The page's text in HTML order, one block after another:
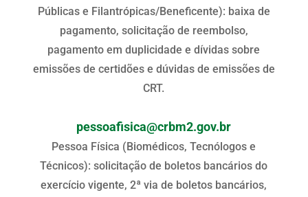
Públicas e Filantrópicas/Beneficente): baixa de
pagamento, solicitação de reembolso,
pagamento em duplicidade e dívidas sobre
emissões de certidões e dúvidas de emissões de
CRT.
pessoafisica@crbm2.gov.br
Pessoa Física (Biomédicos, Tecnólogos e
Técnicos): solicitação de boletos bancários do
exercício vigente, 2ª via de boletos bancários,